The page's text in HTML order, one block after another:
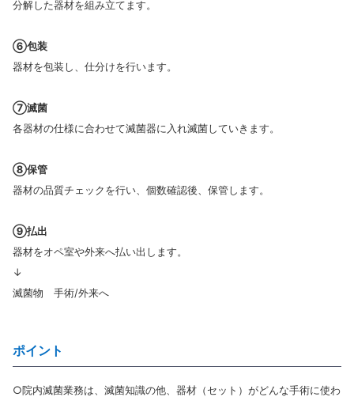
分解した器材を組み立てます。
⑥包装
器材を包装し、仕分けを行います。
⑦滅菌
各器材の仕様に合わせて滅菌器に入れ滅菌していきます。
⑧保管
器材の品質チェックを行い、個数確認後、保管します。
⑨払出
器材をオペ室や外来へ払い出します。
↓
滅菌物 手術/外来へ
ポイント
○院内滅菌業務は、滅菌知識の他、器材（セット）がどんな手術に使わ